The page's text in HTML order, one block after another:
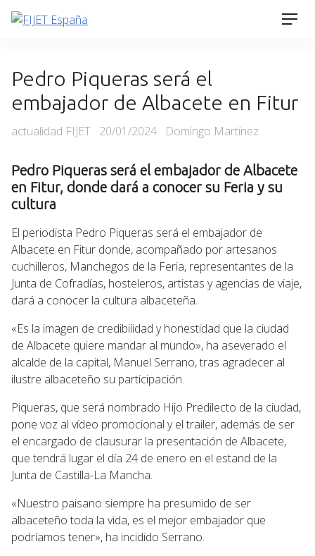
Skip
Pedro Piqueras será el
embajador de Albacete en Fitur
Categories
actualidad FIJET Posted
20/01/2024 Domingo Martínez
Pedro Piqueras será el embajador de Albacete
en Fitur, donde dará a conocer su Feria y su
cultura
El periodista Pedro Piqueras será el embajador de
Albacete en Fitur donde, acompañado por artesanos
cuchilleros, Manchegos de la Feria, representantes de la
Junta de Cofradías, hosteleros, artistas y agencias de viaje,
dará a conocer la cultura albaceteña.
«Es la imagen de credibilidad y honestidad que la ciudad
de Albacete quiere mandar al mundo», ha aseverado el
alcalde de la capital, Manuel Serrano, tras agradecer al
ilustre albaceteño su participación.
Piqueras, que será nombrado Hijo Predilecto de la ciudad,
pone voz al vídeo promocional y el trailer, además de ser
el encargado de clausurar la presentación de Albacete,
que tendrá lugar el día 24 de enero en el estand de la
Junta de Castilla-La Mancha.
«Nuestro paisano siempre ha presumido de ser
albaceteño toda la vida, es el mejor embajador que
podríamos tener», ha incidido Serrano.